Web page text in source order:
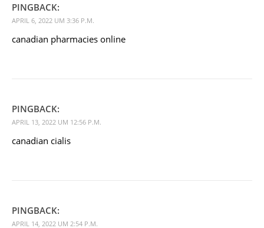
PINGBACK:
APRIL 6, 2022 UM 3:36 P.M.
canadian pharmacies online
PINGBACK:
APRIL 13, 2022 UM 12:56 P.M.
canadian cialis
PINGBACK:
APRIL 14, 2022 UM 2:54 P.M.